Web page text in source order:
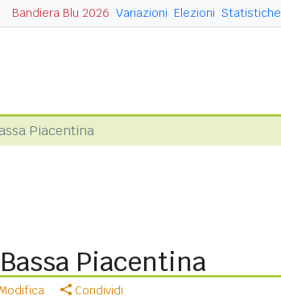
Bandiera Blu 2026 Variazioni Elezioni Statistiche
Piacentina
Piacentina
Modifica Condividi